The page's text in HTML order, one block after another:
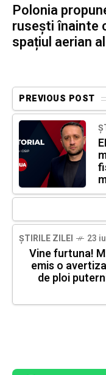
Polonia
rusești înainte
spațiul aerian
PREVIOUS POST
ȘTIRILE ZILEI 23
Vine furtuna!
emis o
de ploi